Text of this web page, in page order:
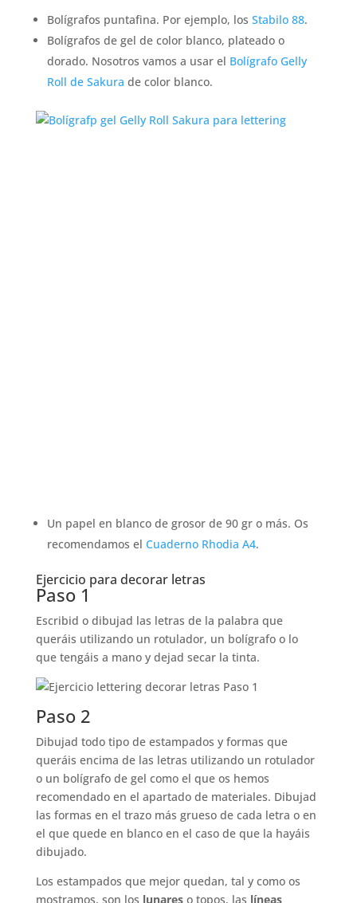
Bolígrafos puntafina. Por ejemplo, los Stabilo 88.
Bolígrafos de gel de color blanco, plateado o
dorado. Nosotros vamos a usar el Bolígrafo Gelly
Roll de Sakura de color blanco.
Un papel en blanco de grosor de 90 gr o más. Os
recomendamos el Cuaderno Rhodia A4.
Ejercicio para decorar letras
Paso 1
Escribid o dibujad las letras de la palabra que
queráis utilizando un rotulador, un bolígrafo o lo
que tengáis a mano y dejad secar la tinta.
Paso 2
Dibujad todo tipo de estampados y formas que
queráis encima de las letras utilizando un rotulador
o un bolígrafo de gel como el que os hemos
recomendado en el apartado de materiales. Dibujad
las formas en el trazo más grueso de cada letra o en
el que quede en blanco en el caso de que la hayáis
dibujado.
Los estampados que mejor quedan, tal y como os
mostramos, son los lunareso topos, las líneas